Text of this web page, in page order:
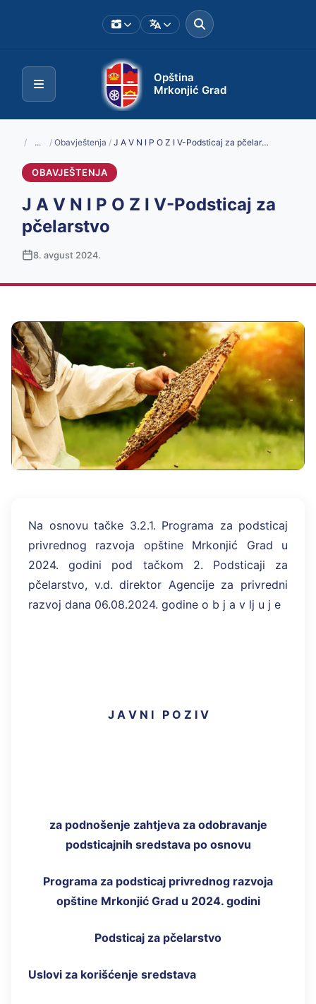
Opština
Mrkonjić Grad
/ ... / Obavještenja / J A V N I P O Z I V-Podsticaj za pčelarstvo
OBAVJEŠTENJA
J A V N I P O Z I V-Podsticaj za
pčelarstvo
8. avgust 2024.
Na osnovu tačke 3.2.1. Programa za podsticaj
privrednog razvoja opštine Mrkonjić Grad u
2024. godini pod tačkom 2. Podsticaji za
pčelarstvo, v.d. direktor Agencije za privredni
razvoj dana 06.08.2024. godine o b j a v lj u j e
J A V N I P O Z I V
za podnošenje zahtjeva za odobravanje
podsticajnih sredstava po osnovu
Programa za podsticaj privrednog razvoja
opštine Mrkonjić Grad u 2024. godini
Podsticaj za pčelarstvo
Uslovi za korišćenje sredstava